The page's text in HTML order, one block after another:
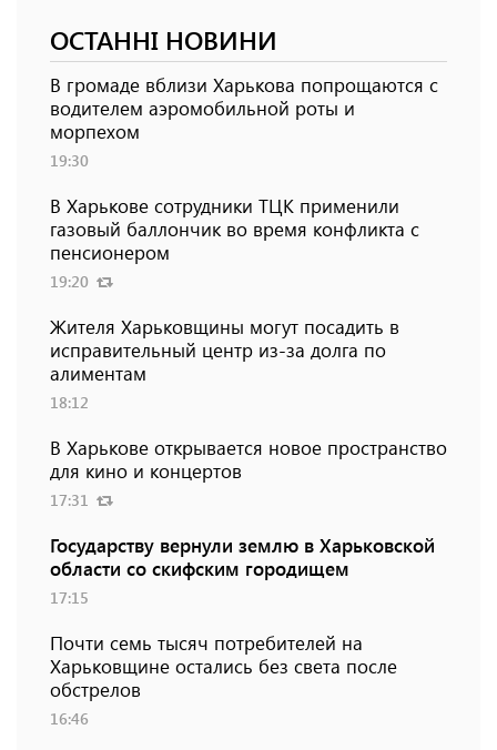
ОСТАННІ НОВИНИ
В громаде вблизи Харькова попрощаются с
водителем аэромобильной роты и
морпехом
19:30
В Харькове сотрудники ТЦК применили
газовый баллончик во время конфликта с
пенсионером
19:20
Жителя Харьковщины могут посадить в
исправительный центр из-за долга по
алиментам
18:12
В Харькове открывается новое пространство
для кино и концертов
17:31
Государству вернули землю в Харьковской
области со скифским городищем
17:15
Почти семь тысяч потребителей на
Харьковщине остались без света после
обстрелов
16:46